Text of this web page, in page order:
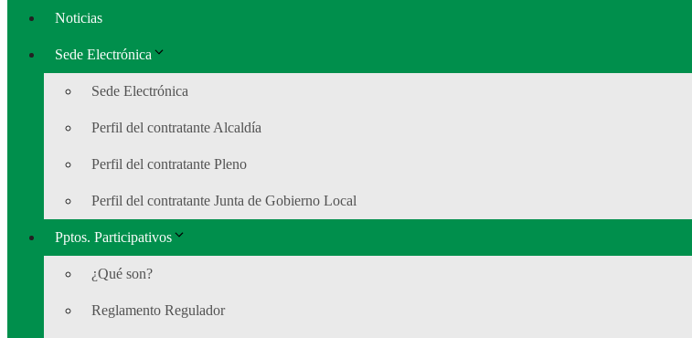
Noticias
Sede Electrónica
Sede Electrónica
Perfil del contratante Alcaldía
Perfil del contratante Pleno
Perfil del contratante Junta de Gobierno Local
Pptos. Participativos
¿Qué son?
Reglamento Regulador